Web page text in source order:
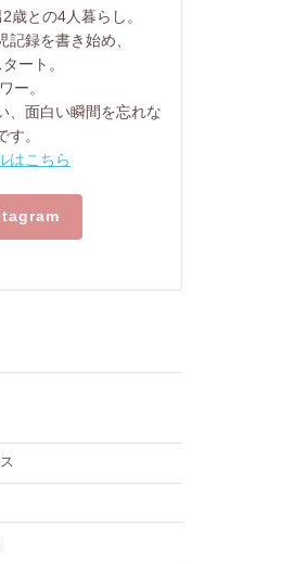
歳との4人暮らし。
録を書き始め、
ート。
ー。
、面白い瞬間を忘れな
。
はこちら